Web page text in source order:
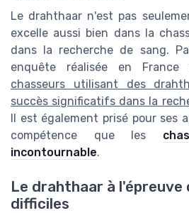
Le drahthaar n'est pas
excelle aussi bien dans la
dans la recherche de sang.
enquête réalisée en
chasseurs utilisant des
succès significatifs dans la
Il est également prisé pour ses
compétence que les
incontournable.
Le drahthaar à l'épreuve
difficiles